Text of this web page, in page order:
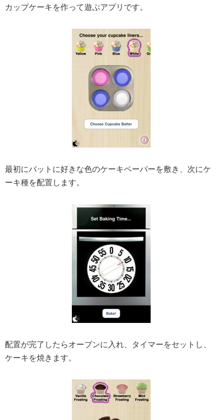
カップケーキを作って遊ぶアプリです。
最初にバットに好きな色のケーキペーパーを敷き、次にケ
ーキ種を配置します。
配置が完了したらオーブンに入れ、タイマーをセットし、
ケーキを焼きます。